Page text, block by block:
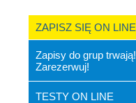
ZAPISZ SIĘ ON LINE
Zapisy do grup trwają!
Zarezerwuj!
TESTY ON LINE